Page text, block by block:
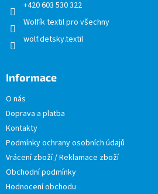
+420 603 530 322
Wolfík textil pro všechny
wolf.detsky.textil
Informace
O nás
Doprava a platba
Kontakty
Podmínky ochrany osobních údajů
Vrácení zboží / Reklamace zboží
Obchodní podmínky
Hodnocení obchodu